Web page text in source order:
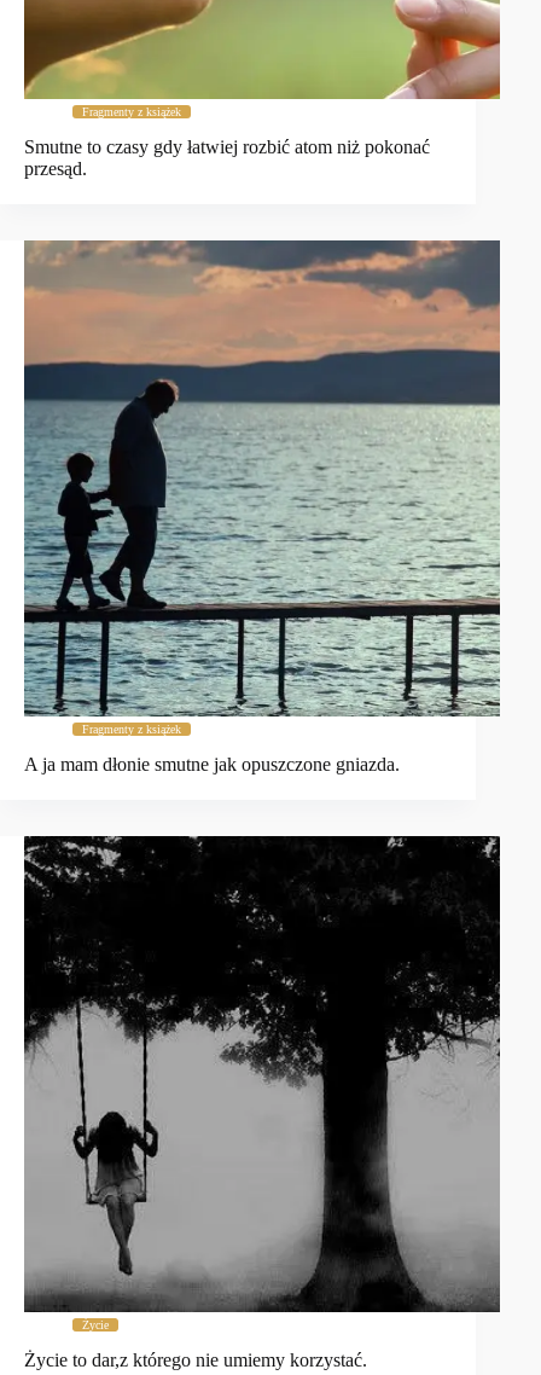
Fragmenty z książek
Smutne to czasy gdy łatwiej rozbić atom niż pokonać
przesąd.
Fragmenty z książek
A ja mam dłonie smutne jak opuszczone gniazda.
Życie
Życie to dar,z którego nie umiemy korzystać.